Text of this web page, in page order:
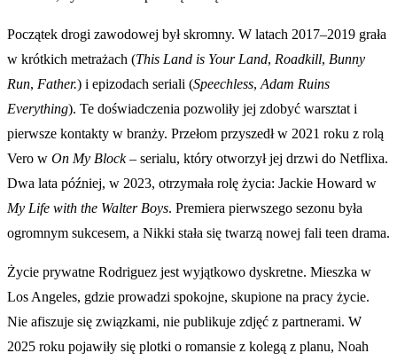
Początek drogi zawodowej był skromny. W latach 2017–2019 grała
w krótkich metrażach (This Land is Your Land, Roadkill, Bunny
Run, Father.) i epizodach seriali (Speechless, Adam Ruins
Everything). Te doświadczenia pozwoliły jej zdobyć warsztat i
pierwsze kontakty w branży. Przełom przyszedł w 2021 roku z rolą
Vero w On My Block– serialu, który otworzył jej drzwi do Netflixa.
Dwa lata później, w 2023, otrzymała rolę życia: Jackie Howard w
My Life with the Walter Boys. Premiera pierwszego sezonu była
ogromnym sukcesem, a Nikki stała się twarzą nowej fali teen drama.
Życie prywatne Rodriguez jest wyjątkowo dyskretne. Mieszka w
Los Angeles, gdzie prowadzi spokojne, skupione na pracy życie.
Nie afiszuje się związkami, nie publikuje zdjęć z partnerami. W
2025 roku pojawiły się plotki o romansie z kolegą z planu, Noah